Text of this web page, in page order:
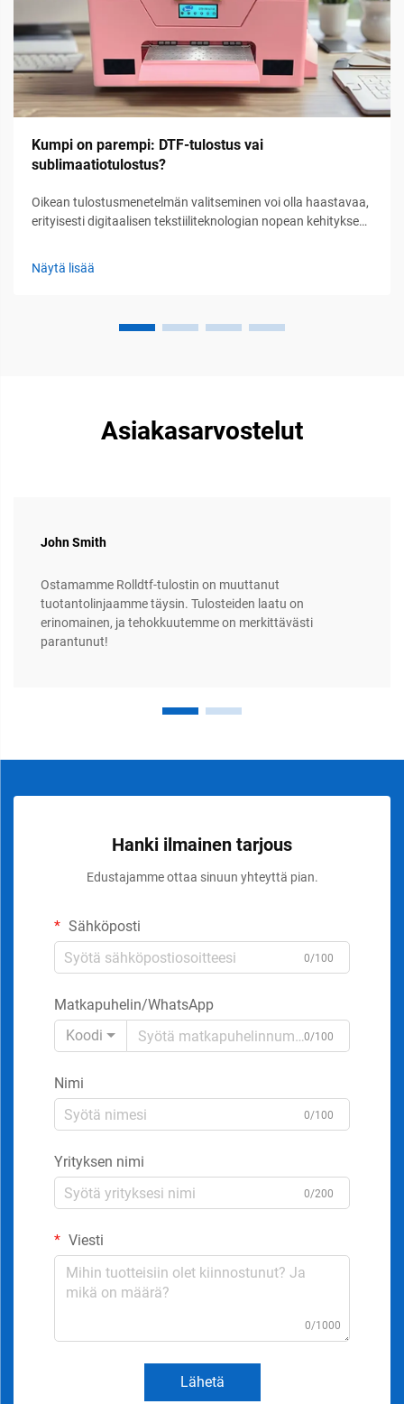
Kumpi on parempi: DTF-tulostus vai
sublimaatiotulostus?
Oikean tulostusmenetelmän valitseminen voi olla haastavaa,
erityisesti digitaalisen tekstiiliteknologian nopean kehityksen
ja olen tiiviissä yhteistyössä PTSC:n korkean suorituskyvyn
laitteiston kanssa...
Näytä lisää
Asiakasarvostelut
John Smith
Ostamamme Rolldtf-tulostin on muuttanut
tuotantolinjaamme täysin. Tulosteiden laatu on
erinomainen, ja tehokkuutemme on merkittävästi
parantunut!
Hanki ilmainen tarjous
Edustajamme ottaa sinuun yhteyttä pian.
Sähköposti
0/100
Matkapuhelin/WhatsApp
Koodi
0/100
Nimi
0/100
Yrityksen nimi
0/200
Viesti
0/1000
Lähetä